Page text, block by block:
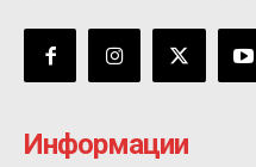
Информации